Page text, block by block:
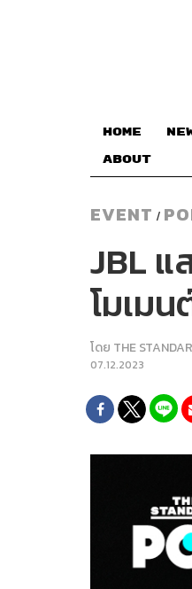
HOME
ABOUT
EVENT /
JBL แ
โมเม
โดย THE
07.12.2023